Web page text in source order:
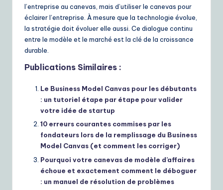
l’entreprise au canevas, mais d’utiliser le canevas pour
éclairer l’entreprise. À mesure que la technologie évolue,
la stratégie doit évoluer elle aussi. Ce dialogue continu
entre le modèle et le marché est la clé de la croissance
durable.
Publications Similaires :
Le Business Model Canvas pour les débutants
: un tutoriel étape par étape pour valider
votre idée de startup
10 erreurs courantes commises par les
fondateurs lors de la remplissage du Business
Model Canvas (et comment les corriger)
Pourquoi votre canevas de modèle d’affaires
échoue et exactement comment le déboguer
: un manuel de résolution de problèmes